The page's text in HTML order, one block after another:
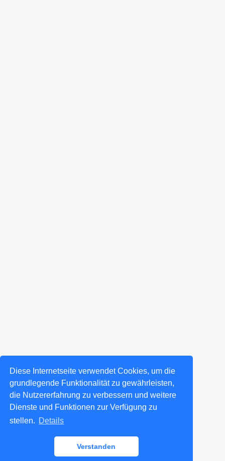
Diese Internetseite verwendet Cookies, um die
grundlegende Funktionalität zu gewährleisten,
die Nutzererfahrung zu verbessern und weitere
Dienste und Funktionen zur Verfügung zu
stellen. Details
Verstanden